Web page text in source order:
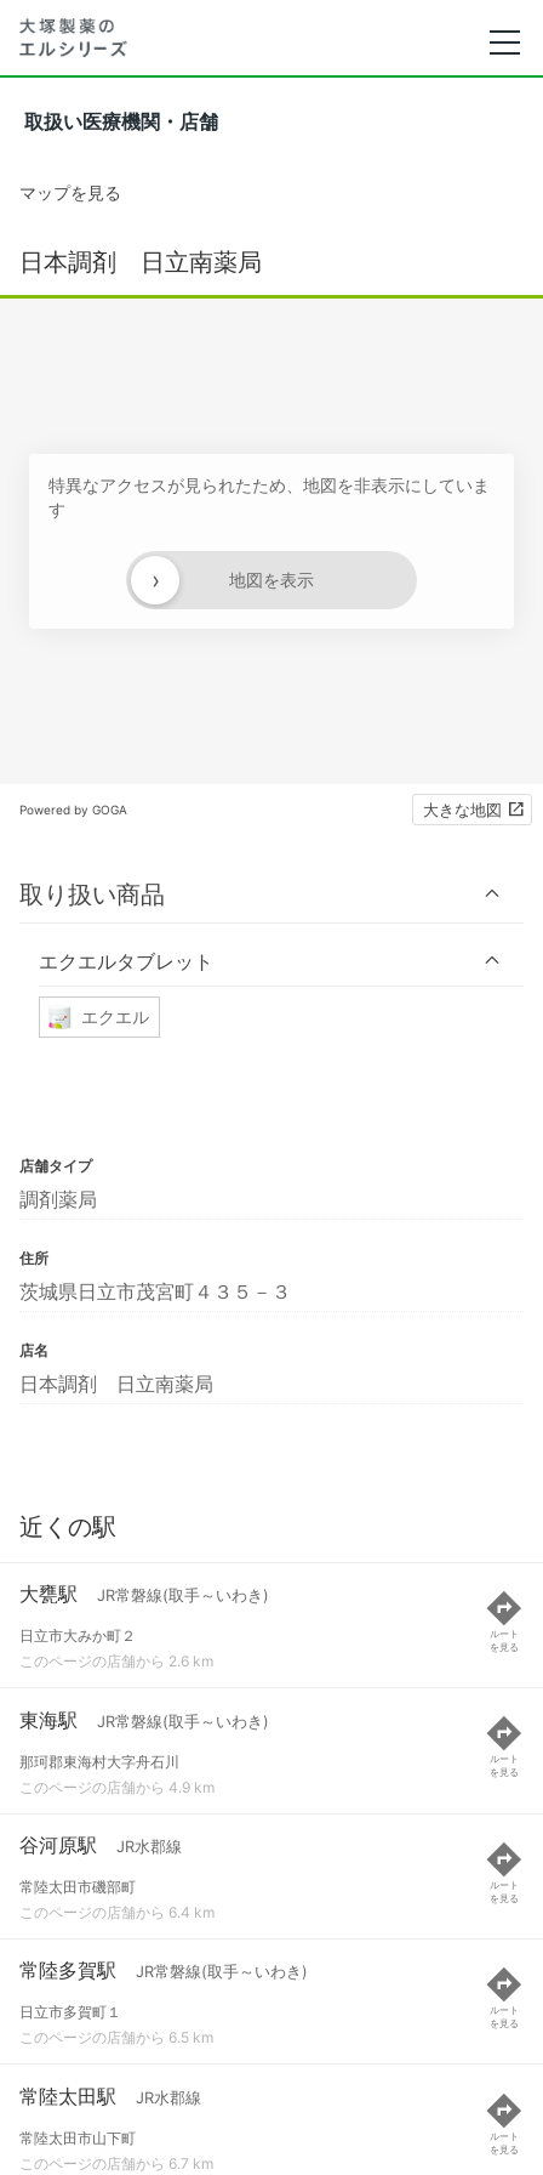
取扱い医療機関・店舗
マップを見る
日本調剤 日立南薬局
特異なアクセスが見られたため、地図を非表示にしていま
す
地図を表示
›
Powered by GOGA 大きな地図
取り扱い商品
エクエルタブレット
エクエル
店舗タイプ
調剤薬局
住所
茨城県日立市茂宮町４３５－３
店名
日本調剤 日立南薬局
近くの駅
大甕駅 JR常磐線(取手～いわき)
日立市大みか町２
このページの店舗から 2.6 km
ルート
を見る
東海駅 JR常磐線(取手～いわき)
那珂郡東海村大字舟石川
このページの店舗から 4.9 km
ルート
を見る
谷河原駅 JR水郡線
常陸太田市磯部町
このページの店舗から 6.4 km
ルート
を見る
常陸多賀駅 JR常磐線(取手～いわき)
日立市多賀町１
このページの店舗から 6.5 km
ルート
を見る
常陸太田駅 JR水郡線
常陸太田市山下町
このページの店舗から 6.7 km
ルート
を見る